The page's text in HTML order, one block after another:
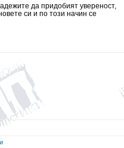
да придобият увереност,
си и по този начин се